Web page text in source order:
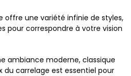
offre une variété infinie de styles,
pour correspondre à votre vision
ambiance moderne, classique
du carrelage est essentiel pour